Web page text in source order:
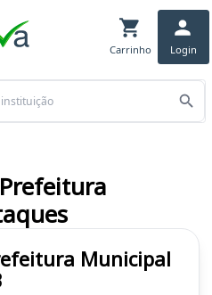
Carrinho Login
Municipal